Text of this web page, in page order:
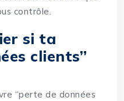
contrôle.
si ta
clients”
“perte de données